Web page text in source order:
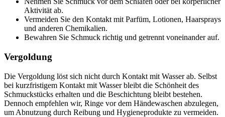
Aktivität ab.
Vermeiden Sie den Kontakt mit Parfüm, Lotionen, Haarsprays
und anderen Chemikalien.
Bewahren Sie Schmuck richtig und getrennt voneinander auf.
Vergoldung
Die Vergoldung löst sich nicht durch Kontakt mit Wasser ab. Selbst
bei kurzfristigem Kontakt mit Wasser bleibt die Schönheit des
Schmuckstücks erhalten und die Beschichtung bleibt bestehen.
Dennoch empfehlen wir, Ringe vor dem Händewaschen abzulegen,
um Abnutzung durch Reibung und Hygieneprodukte zu vermeiden.